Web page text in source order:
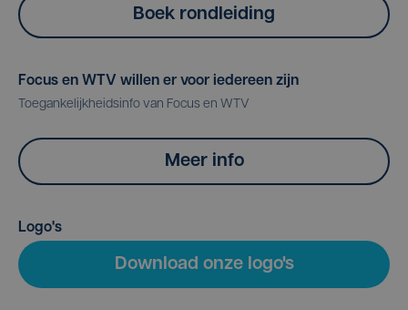
Boek rondleiding
Focus en WTV willen er voor iedereen zijn
Toegankelijkheidsinfo van Focus en WTV
Meer info
Logo's
Download onze logo's